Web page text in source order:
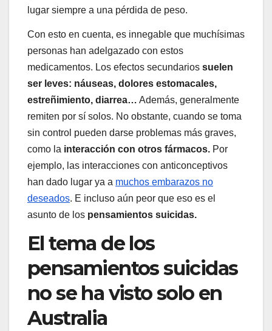
lugar siempre a una pérdida de peso.
Con esto en cuenta, es innegable que muchísimas
personas han adelgazado con estos
medicamentos. Los efectos secundarios suelen
ser leves: náuseas, dolores estomacales,
estreñimiento, diarrea… Además, generalmente
remiten por sí solos. No obstante, cuando se toma
sin control pueden darse problemas más graves,
como la interacción con otros fármacos. Por
ejemplo, las interacciones con anticonceptivos
han dado lugar ya a muchos embarazos no
deseados. E incluso aún peor que eso es el
asunto de los pensamientos suicidas.
El tema de los
pensamientos suicidas
no se ha visto solo en
Australia